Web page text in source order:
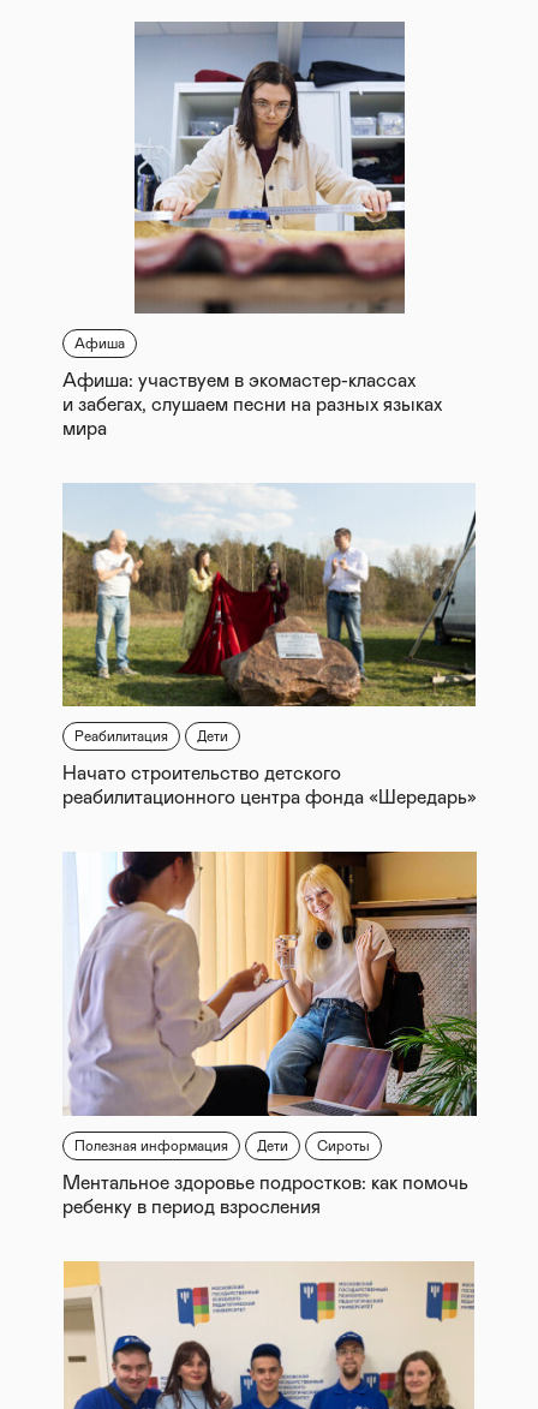
Афиша
Афиша: участвуем в экомастер-классах
и забегах, слушаем песни на разных языках
мира
Реабилитация Дети
Начато строительство детского
реабилитационного центра фонда «Шередарь»
Полезная информация Дети Сироты
Ментальное здоровье подростков: как помочь
ребенку в период взросления